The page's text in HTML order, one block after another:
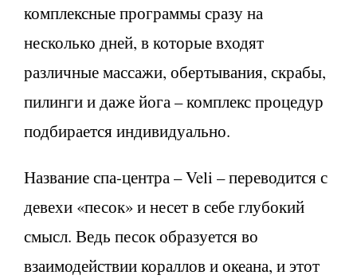
комплексные программы сразу на
несколько дней, в которые входят
различные массажи, обертывания, скрабы,
пилинги и даже йога – комплекс процедур
подбирается индивидуально.
Название спа-центра – Veli – переводится с
девехи «песок» и несет в себе глубокий
смысл. Ведь песок образуется во
взаимодействии кораллов и океана, и этот